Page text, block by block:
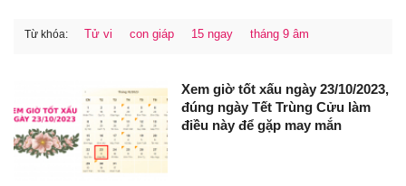
Từ khóa: Tử vi con giáp 15 ngay tháng 9 âm
Xem giờ tốt xấu ngày 23/10/2023,
đúng ngày Tết Trùng Cửu làm
điều này để gặp may mắn